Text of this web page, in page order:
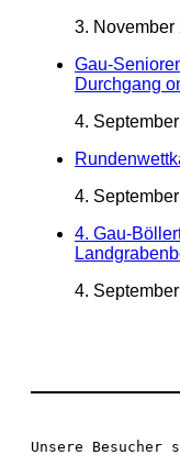
3. November
Gau-
Durchgang
4.
4.
4. Gau-
4.
Unsere